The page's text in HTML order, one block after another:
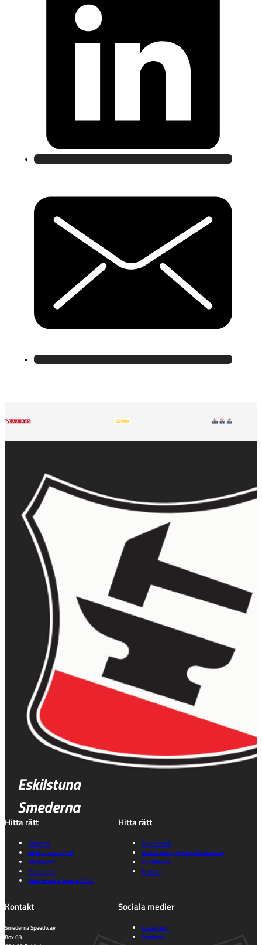
Eskilstuna
Smederna
Hitta rätt
Kalender
Biljettpriser 2026
Bli sponsor
Föreningen
Våra förare & ledare 2026
Hitta rätt
Gå på match
Sladda Runt – Prova på Speedway
Vår historia
Kontakt
Kontakt
Smederna Speedway
Box 63
Sociala medier
Instagram
Facebook